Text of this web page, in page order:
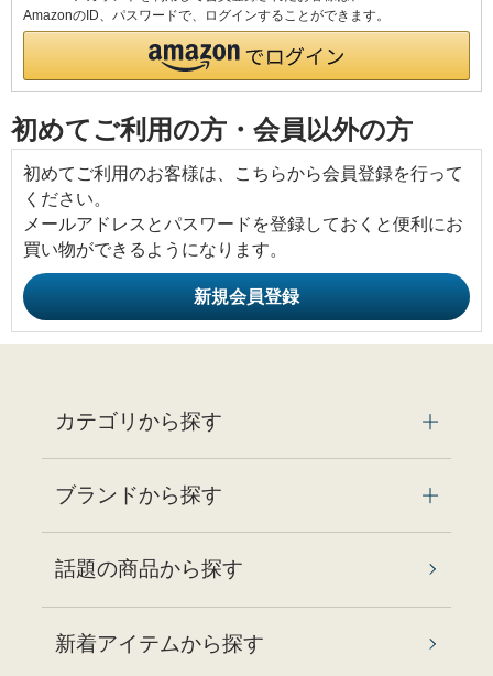
AmazonのID、パスワードで、ログインすることができます。
初めてご利用の方・会員以外の方
初めてご利用のお客様は、こちらから会員登録を行って
ください。
メールアドレスとパスワードを登録しておくと便利にお
買い物ができるようになります。
カテゴリから探す
ブランドから探す
話題の商品から探す
新着アイテムから探す